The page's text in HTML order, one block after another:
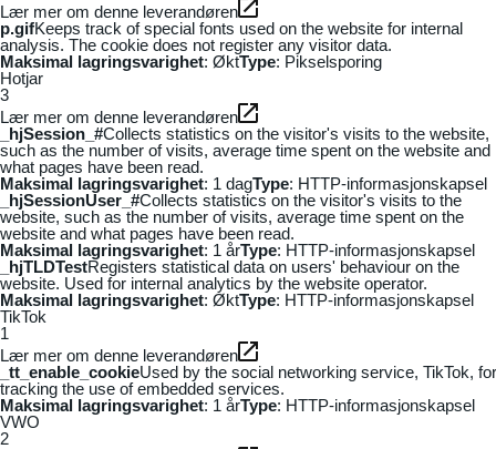
Lær mer om denne leverandøren
p.gifKeeps track of special fonts used on the website for internal
analysis. The cookie does not register any visitor data.
Maksimal lagringsvarighet: ØktType: Pikselsporing
Hotjar
3
Lær mer om denne leverandøren
_hjSession_#Collects statistics on the visitor's visits to the website,
such as the number of visits, average time spent on the website and
what pages have been read.
Maksimal lagringsvarighet: 1 dagType: HTTP-informasjonskapsel
_hjSessionUser_#Collects statistics on the visitor's visits to the
website, such as the number of visits, average time spent on the
website and what pages have been read.
Maksimal lagringsvarighet: 1 årType: HTTP-informasjonskapsel
_hjTLDTestRegisters statistical data on users' behaviour on the
website. Used for internal analytics by the website operator.
Maksimal lagringsvarighet: ØktType: HTTP-informasjonskapsel
TikTok
1
Lær mer om denne leverandøren
_tt_enable_cookieUsed by the social networking service, TikTok, for
tracking the use of embedded services.
Maksimal lagringsvarighet: 1 årType: HTTP-informasjonskapsel
VWO
2